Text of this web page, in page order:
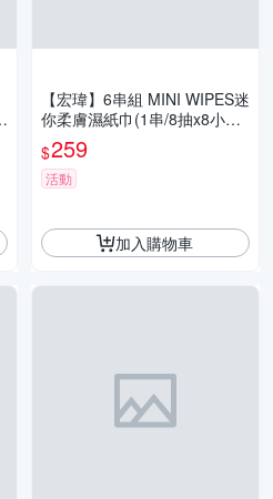
【宏瑋】6串組 MINI WIPES迷
你柔膚濕紙巾(1串/8抽x8小包)
嬰兒濕紙巾 擦拭巾 濕巾 隨身
包
$259
活動
加入購物車